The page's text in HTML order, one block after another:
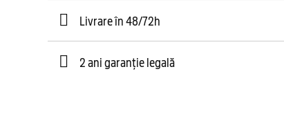
Livrare în 48/72h
2 ani garanție legală